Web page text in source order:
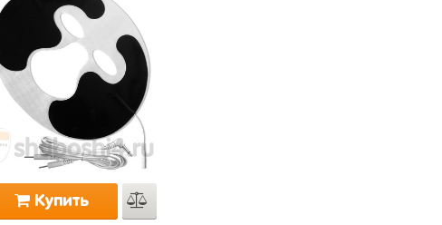
Купить